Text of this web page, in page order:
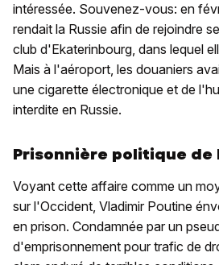
intéressée. Souvenez-vous: en
rendait la Russie afin de rejoindre
club d'Ekaterinbourg, dans lequel
Mais à l'aéroport, les douaniers
une cigarette électronique et de
interdite en Russie.
Prisonnière politique de
Voyant cette affaire comme un
sur l'Occident, Vladimir Poutine
en prison. Condamnée par un
d'emprisonnement pour trafic de